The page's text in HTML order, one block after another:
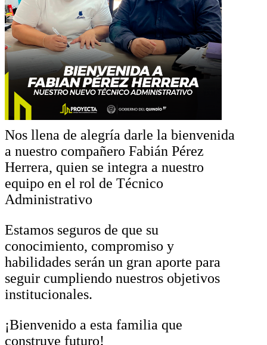
Nos llena de alegría darle la bienvenida
a nuestro compañero Fabián Pérez
Herrera, quien se integra a nuestro
equipo en el rol de Técnico
Administrativo
Estamos seguros de que su
conocimiento, compromiso y
habilidades serán un gran aporte para
seguir cumpliendo nuestros objetivos
institucionales.
¡Bienvenido a esta familia que
construye futuro!